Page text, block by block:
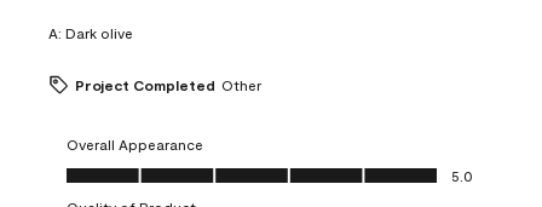
A: Dark olive
Project Completed Other
Overall Appearance
Overall Appearance, 5.0 out of 5
5.0